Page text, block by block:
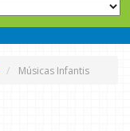
Músicas Infantis